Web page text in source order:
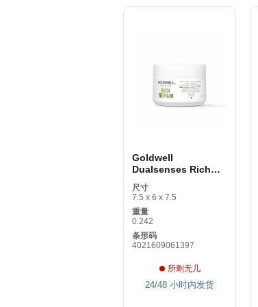
Goldwell
Dualsenses Rich
Repair毛细血管面膜
尺寸
7.5 x 6 x 7.5
重量
0.242
条形码
4021609061397
所剩无几
24/48 小时内发货